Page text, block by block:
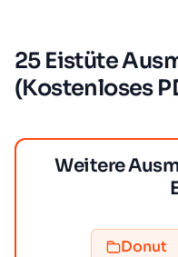
25 Eistüte
(Kostenloses
Weitere
Donut